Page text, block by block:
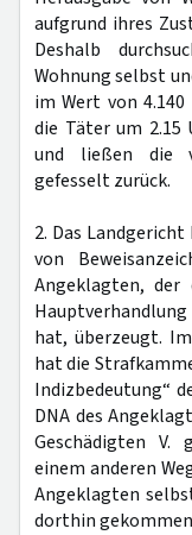
aufgrund ihres
Deshalb
Wohnung selbst
im Wert von
die Täter um 2.15
und ließen die
gefesselt zurück.
2. Das
von
Angeklagten,
hat, überzeugt.
hat die
Indizbedeutung“
DNA des
Geschädigten V.
einem anderen
Angeklagten
dorthin gekommen